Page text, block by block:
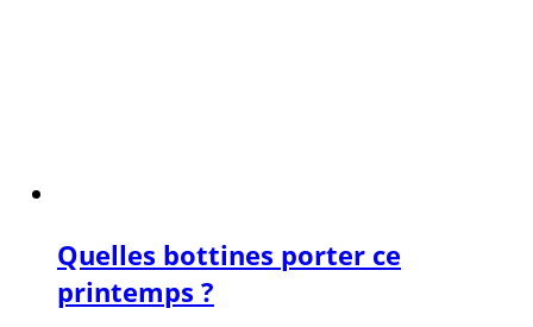
Quelles bottines porter ce
printemps ?